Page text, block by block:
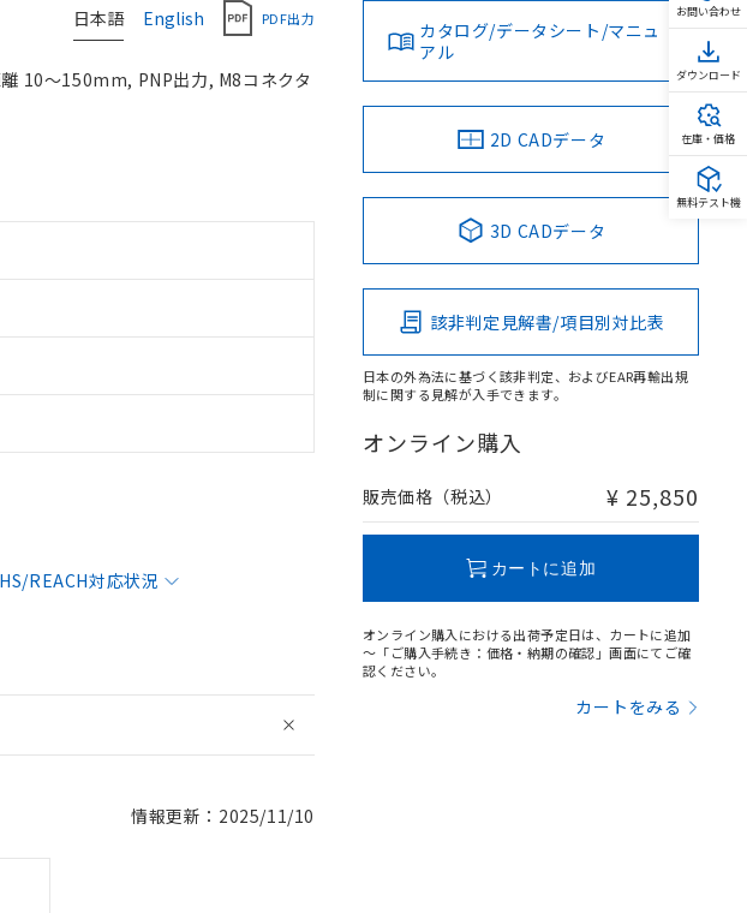
日本語 English PDF出力
10～150mm, PNP出力, M8コネクタ
REACH対応状況
情報更新：2025/11/10
カタログ/データシート/マニュ
アル
2D CADデータ
3D CADデータ
該非判定見解書/項目別対比表
日本の外為法に基づく該非判定、およびEAR再輸出規
制に関する見解が入手できます。
オンライン購入
販売価格（税込） ¥ 25,850
カートに追加
オンライン購入における出荷予定日は、カートに追加
～「ご購入手続き：価格・納期の確認」画面にてご確
認ください。
カートをみる
お問い合わせ
ダウンロード
在庫・価格
無料テスト機